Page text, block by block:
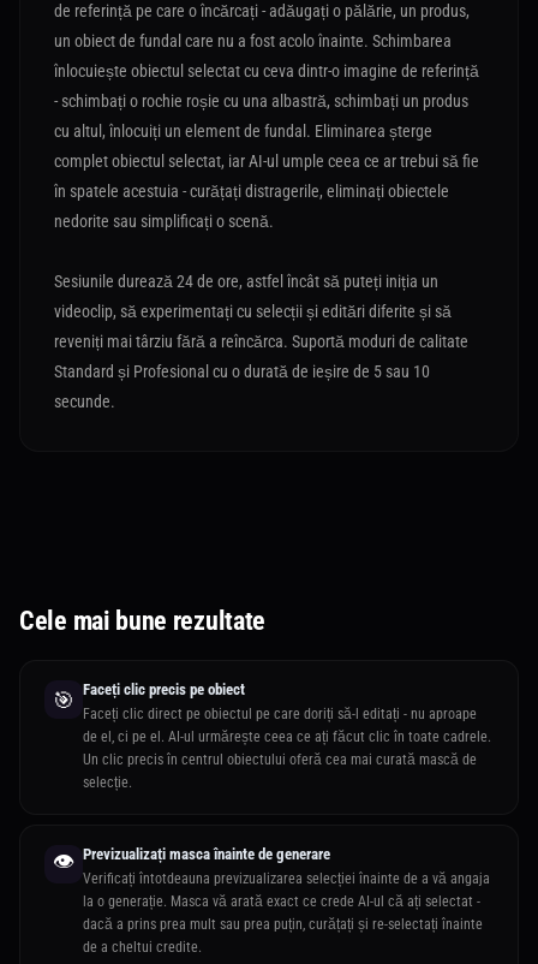
de referință pe care o încărcați - adăugați o pălărie, un produs,
un obiect de fundal care nu a fost acolo înainte. Schimbarea
înlocuiește obiectul selectat cu ceva dintr-o imagine de referință
- schimbați o rochie roșie cu una albastră, schimbați un produs
cu altul, înlocuiți un element de fundal. Eliminarea șterge
complet obiectul selectat, iar AI-ul umple ceea ce ar trebui să fie
în spatele acestuia - curățați distragerile, eliminați obiectele
nedorite sau simplificați o scenă.
Sesiunile durează 24 de ore, astfel încât să puteți iniția un
videoclip, să experimentați cu selecții și editări diferite și să
reveniți mai târziu fără a reîncărca. Suportă moduri de calitate
Standard și Profesional cu o durată de ieșire de 5 sau 10
secunde.
Cele mai bune rezultate
🎯 Faceți clic precis pe obiect
Faceți clic direct pe obiectul pe care doriți să-l editați - nu aproape
de el, ci pe el. AI-ul urmărește ceea ce ați făcut clic în toate cadrele.
Un clic precis în centrul obiectului oferă cea mai curată mască de
selecție.
👁️ Previzualizați masca înainte de generare
Verificați întotdeauna previzualizarea selecției înainte de a vă angaja
la o generație. Masca vă arată exact ce crede AI-ul că ați selectat -
dacă a prins prea mult sau prea puțin, curățați și re-selectați înainte
de a cheltui credite.